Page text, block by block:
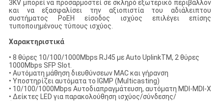
3KV μπορεί να προσαρμοστεί σε σκληρό εξωτερικό περιβάλλον
και να εξασφαλίσει την αξιοπιστία του αδιάλειπτου
συστήματος PoEΗ είσοδος ισχύος επιλέγει επίσης
τυποποιημένους τύπους ισχύος.
Χαρακτηριστικά
• 8 θύρες 10/100/1000Mbps RJ45 με Auto UplinkTM, 2 θύρες
1000Mbps SFP Slot.
• Αυτόματη μάθηση διευθύνσεων MAC και γήρανση
• Υποστηρίζει αυτόματα το IGMP (Multicasting)
• 10/100/1000Mbps Αυτοδιαπραγμάτευση, αυτόματη MDI-MDI-X
• Δείκτες LED για παρακολούθηση ισχύος/σύνδεσης/